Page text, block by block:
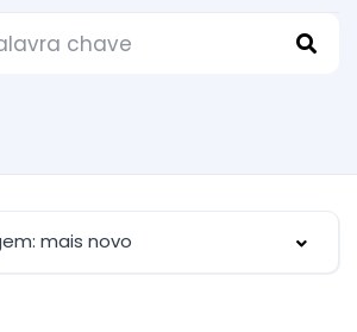
mais novo